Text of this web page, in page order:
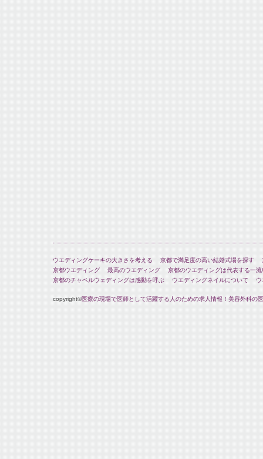
ウエディングケーキの大きさを考える 京都で満足度の高い結婚式場を探す
京都ウエディング
最高のウエディング
京都のウエディングは代表する一
京都のチャペルウェディングは感動を呼ぶ
ウエディングネイルについて
copyright©医療の現場で医師として活躍する人のための求人情報！美容外科の